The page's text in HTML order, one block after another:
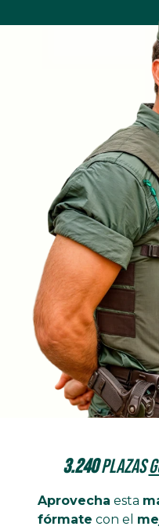
3.240plazas
Aprovecha esta
fórmate con el